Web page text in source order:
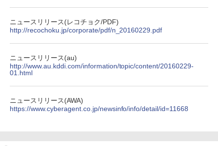
ニュースリリース(レコチョク/PDF)
http://recochoku.jp/corporate/pdf/n_20160229.pdf
ニュースリリース(au)
http://www.au.kddi.com/information/topic/content/20160229-
01.html
ニュースリリース(AWA)
https://www.cyberagent.co.jp/newsinfo/info/detail/id=11668